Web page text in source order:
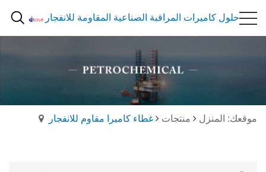
حلول كاميرات المراقبة الصناعية المقاومة للانفجار
موقعك: المنزل منتجات غطاء كاميرا مقاوم للانفجار